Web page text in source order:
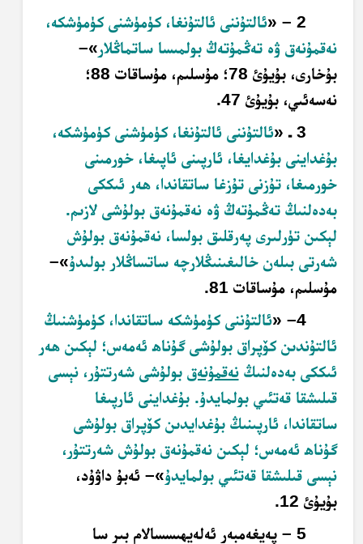
2
– «ئالتۇننى ئالتۇنغا، كۈمۈشنى كۈمۈشكە،
نەقمۇنەق ۋە تەڭمۇتەڭ بولمىسا ساتماڭلار»–
بۇخارى، بۇيۇئ 78؛ مۇسلىم، مۇساقات 88؛
نەسەئىي، بۇيۇئ 47.
3 ـ «ئالتۇننى ئالتۇنغا، كۈمۈشنى كۈمۈشكە،
بۇغداينى بۇغدايغا، ئارپىنى ئاپىغا، خورمىنى
خورمىغا، تۇزنى تۇزغا ساتقاندا، ھەر ئىككى
بەدەلنىڭ تەڭمۇتەڭ ۋە نەقمۇنەق بولۇشى لازىم.
لېكىن تۈرلىرى پەرقلىق بولسا، نەقمۇنەق بولۇش
شەرتى بىلەن خالىغىنىڭلارچە ساتساڭلار بولىدۇ»–
مۇسلىم، مۇساقات 81.
4– «
ئالتۇننى كۈمۈشكە ساتقاندا، كۈمۈشنىڭ
ئالتۇندىن كۆپراق بولۇشى گۇناھ ئەمەس؛ لېكىن ھەر
ئىككى بەدەلنىڭنەقمۇنەق بولۇشى شەرتتۇر، نېسى
قىلىشقا قەتئىي بولمايدۇ. بۇغداينى ئارپىغا
ساتقاندا، ئارپىنىڭ بۇغدايدىن كۆپراق بولۇشى
گۇناھ ئەمەس؛ لېكىن نەقمۇنەق بولۇش شەرتتۇر،
نېسى قىلىشقا قەتئىي بولمايدۇ»– ئەبۇ داۋۇد،
بۇيۇئ 12.
5 – پەيغەمبەر ئەلەيھىسسالام بىر سا